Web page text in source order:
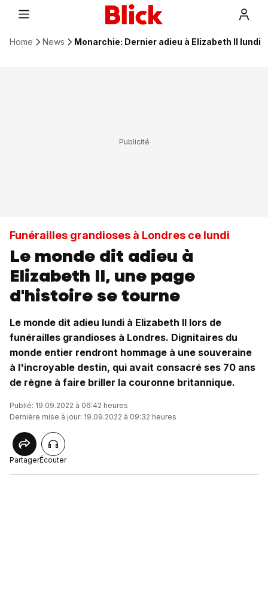
Home News Monarchie: Dernier adieu à Elizabeth II lundi
Funérailles grandioses à Londres ce lundi
Le monde dit adieu à
Elizabeth II, une page
d'histoire se tourne
Le monde dit adieu lundi à Elizabeth II lors de
funérailles grandioses à Londres. Dignitaires du
monde entier rendront hommage à une souveraine
à l'incroyable destin, qui avait consacré ses 70 ans
de règne à faire briller la couronne britannique.
Publié: 19.09.2022 à 06:42 heures
Dernière mise à jour: 19.09.2022 à 09:32 heures
PartagerÉcouter